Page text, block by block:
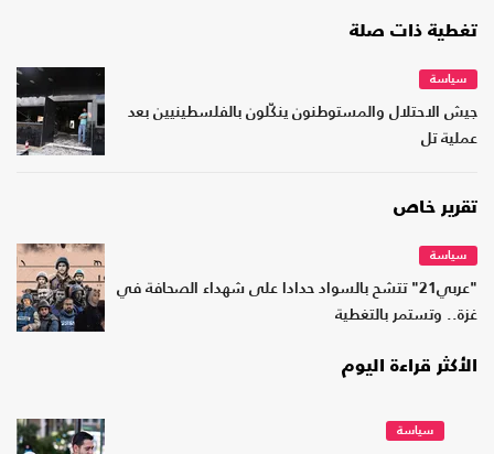
تغطية ذات صلة
سياسة
جيش الاحتلال والمستوطنون ينكّلون بالفلسطينيين بعد
عملية تل
تقرير خاص
سياسة
"عربي21" تتشح بالسواد حدادا على شهداء الصحافة في
غزة.. وتستمر بالتغطية
الأكثر قراءة اليوم
سياسة